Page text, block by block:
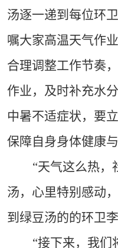
汤逐一递到每位环
嘱大家高温天气作
合理调整工作节奏
作业，及时补充水
中暑不适症状，要
保障自身身体健康与
“天气这么热，
汤，心里特别感动
到绿豆汤的的环卫
“接下来， 我们